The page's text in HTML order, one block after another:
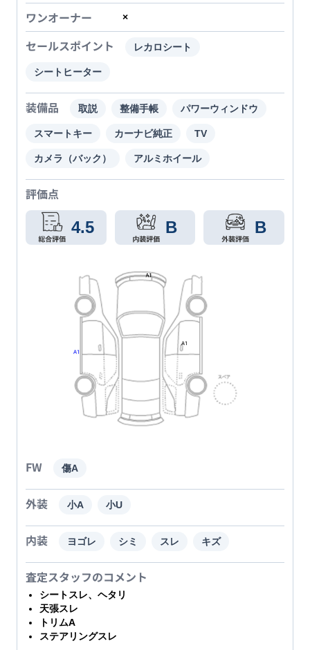
ワンオーナー ×
セールスポイント レカロシート
シートヒーター
装備品 取説 整備手帳 パワーウィンドウ
スマートキー カーナビ純正 TV
カメラ（バック） アルミホイール
評価点
4.5 B B
FW 傷A
外装 小A 小U
内装 ヨゴレ シミ スレ キズ
査定スタッフのコメント
シートスレ、ヘタリ
天張スレ
トリムA
ステアリングスレ